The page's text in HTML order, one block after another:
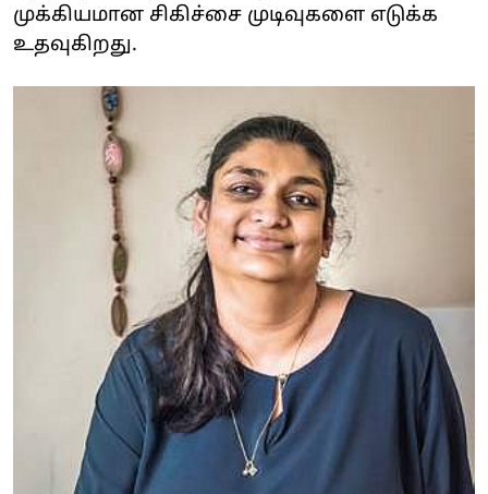
முக்கியமான சிகிச்சை முடிவுகளை எடுக்க
உதவுகிறது.